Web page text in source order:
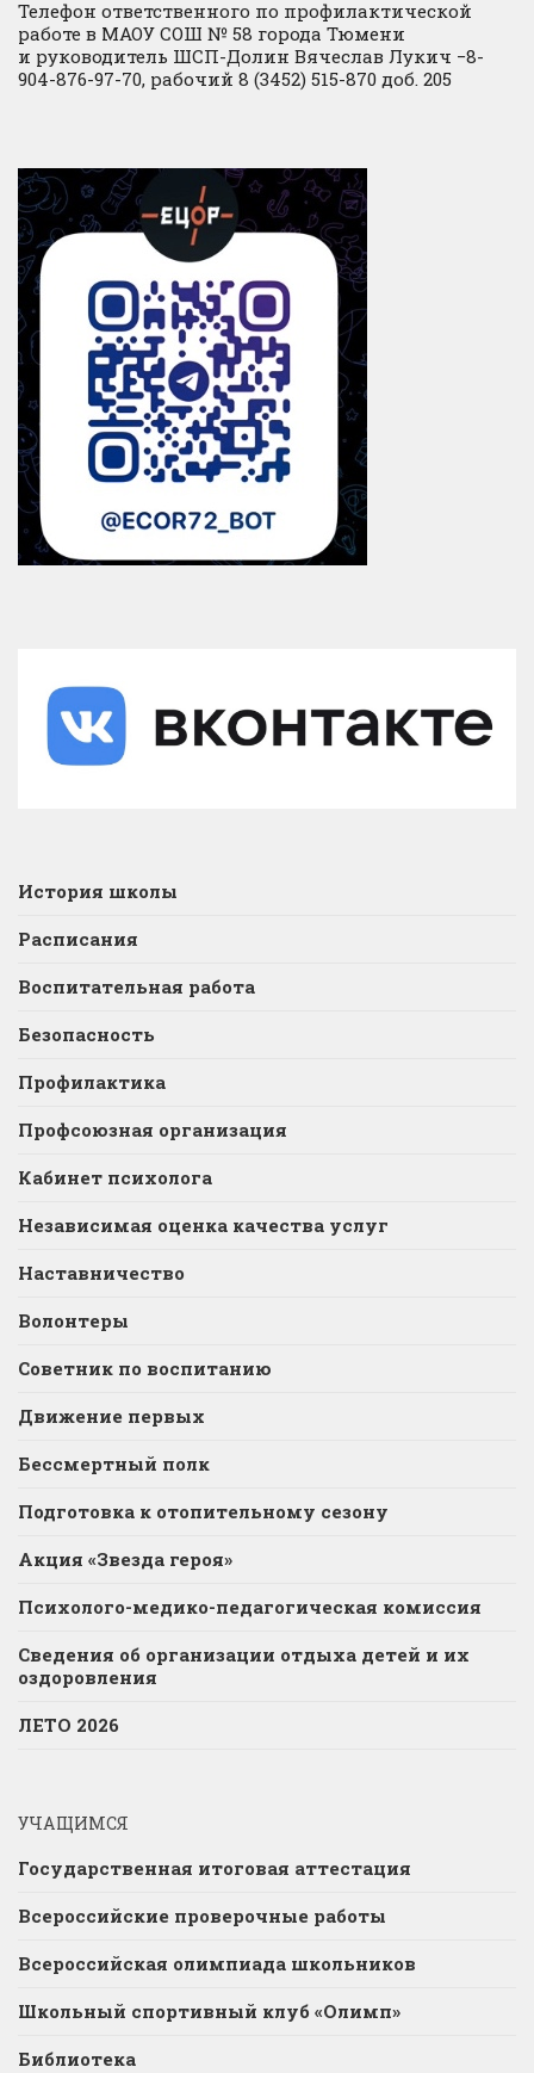
Телефон ответственного по профилактической
работе в МАОУ СОШ № 58 города Тюмени
и руководитель ШСП-Долин Вячеслав Лукич −8-
904-876-97-70, рабочий 8 (3452) 515-870 доб. 205
История школы
Расписания
Воспитательная работа
Безопасность
Профилактика
Профсоюзная организация
Кабинет психолога
Независимая оценка качества услуг
Наставничество
Волонтеры
Советник по воспитанию
Движение первых
Бессмертный полк
Подготовка к отопительному сезону
Акция «Звезда героя»
Психолого-медико-педагогическая комиссия
Сведения об организации отдыха детей и их
оздоровления
ЛЕТО 2026
УЧАЩИМСЯ
Государственная итоговая аттестация
Всероссийские проверочные работы
Всероссийская олимпиада школьников
Школьный спортивный клуб «Олимп»
Библиотека